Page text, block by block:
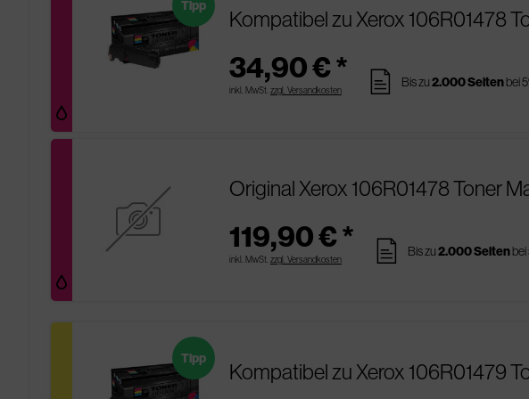
Kompatibel zu Xerox 106R01478
34,90 € *
inkl. MwSt. zzgl. Versandkosten
Tipp
pages Bis zu2.000 Seitenbei
Original Xerox 106R01478 Toner
119,90 € *
inkl. MwSt. zzgl. Versandkosten pages Bis zu2.000 Seiten
Kompatibel zu Xerox 106R01479
Tipp